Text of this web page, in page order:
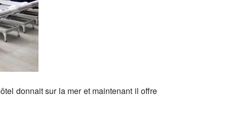
donnait sur la mer et maintenant il offre